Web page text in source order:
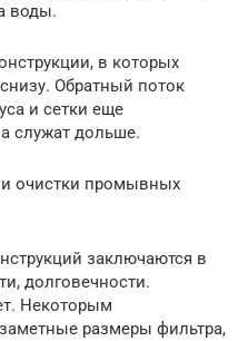
воды.
в которых
Обратный поток
и сетки еще
служат дольше.
очистки промывных
заключаются в
долговечности.
Некоторым
размеры фильтра,